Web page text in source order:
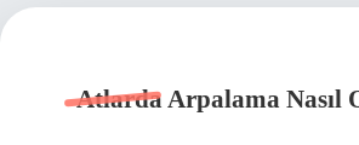
Atlarda Arpalama Nasıl